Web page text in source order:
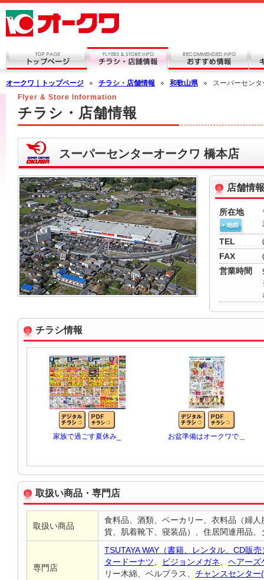
オークワ｜トップページ チラシ・店舗情報 和歌山県
スーパーセン
Flyer & Store Information
チラシ・店舗情報
スーパーセンターオークワ 橋本店
店舗情報
所在地
TEL
FAX
営業時間
チラシ情報
家族で過ごす夏休み_ お盆準備はオークワで＿
取扱い商品・専門店
取扱い商品
食料品、酒類、ベーカリー、衣料品（婦
貨、肌着靴下、寝装品）、住居関連用品、
専門店
TSUTAYA WAY（書籍、レンタル、CD販売
タードーナツ
ビジョンメガネ
ヘアーズ
リー木綿、ベルプラス、 チャンスセンター